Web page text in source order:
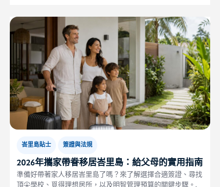
峇里島貼士 簽證與法規
2026年攜家帶眷移居峇里島：給父母的實用指南
準備好帶著家人移居峇里島了嗎？來了解選擇合適簽證、尋找